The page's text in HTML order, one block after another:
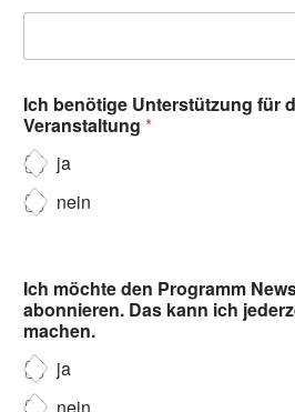
Ich benötige Unterstützung für
Veranstaltung *
ja
nein
Ich möchte den Programm
abonnieren. Das kann ich
machen.
ja